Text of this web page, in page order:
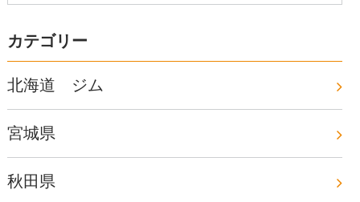
カテゴリー
北海道 ジム
宮城県
秋田県